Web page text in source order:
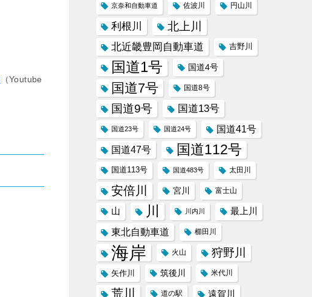
（Youtube
京奈和自動車道 佐波川 円山川
利根川 北上川
北近畿豊岡自動車道 吉野川
国道1号 国道4号
国道7号 国道8号
国道9号 国道13号
国道23号 国道24号 国道41号
国道47号 国道112号
国道113号 国道483号 太田川
安倍川 宮川 富士山
山 川 川内川 最上川
東北自動車道 櫛田川
海岸 火山 狩野川
矢作川 筑後川 米代川
荒川 道の駅 遠賀川